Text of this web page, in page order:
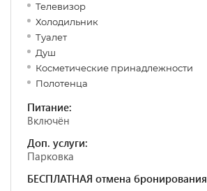
Телевизор
Холодильник
Туалет
Душ
Косметические принадлежности
Полотенца
Питание:
Включён
Доп. услуги:
Парковка
БЕСПЛАТНАЯ отмена бронирования